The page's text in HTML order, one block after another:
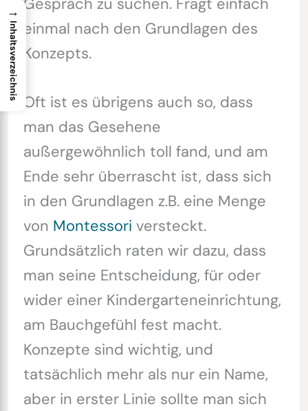
einmal nach den Grundlagen des
Konzepts.
Oft ist es übrigens auch so, dass
man das Gesehene
außergewöhnlich toll fand, und am
Ende sehr überrascht ist, dass sich
in den Grundlagen z.B. eine Menge
von Montessori versteckt.
Grundsätzlich raten wir dazu, dass
man seine Entscheidung, für oder
wider einer Kindergarteneinrichtung,
am Bauchgefühl fest macht.
Konzepte sind wichtig, und
tatsächlich mehr als nur ein Name,
aber in erster Linie sollte man sich
→
Inhaltsverzeichnis